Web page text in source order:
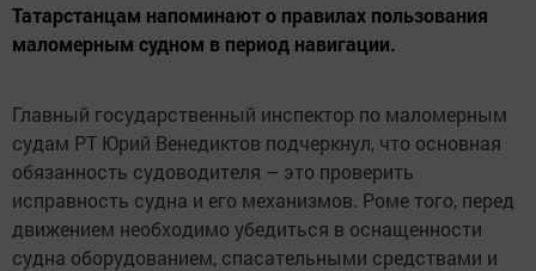
Татарстанцам напоминают о правилах пользования
маломерным судном в период навигации.
Главный государственный инспектор по маломерным
судам РТ Юрий Венедиктов подчеркнул, что основная
обязанность судоводителя – это проверить
исправность судна и его механизмов. Роме того, перед
движением необходимо убедиться в оснащенности
судна оборудованием, спасательными средствами и